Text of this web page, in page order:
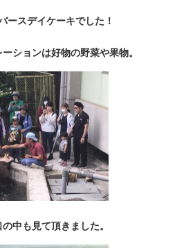
ースデイケーキでした！
ションは好物の野菜や果物。
中も見て頂きました。